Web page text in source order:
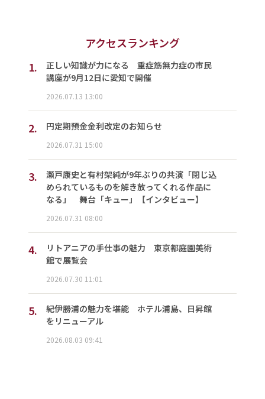
アクセスランキング
1.
正しい知識が力になる 重症筋無力症の市民
講座が9月12日に愛知で開催
2026.07.13 13:00
2. 円定期預金金利改定のお知らせ
2026.07.31 15:00
3.
瀬戸康史と有村架純が9年ぶりの共演「閉じ込
められているものを解き放ってくれる作品に
なる」 舞台「キュー」【インタビュー】
2026.07.31 08:00
4.
リトアニアの手仕事の魅力 東京都庭園美術
館で展覧会
2026.07.30 11:01
5.
紀伊勝浦の魅力を堪能 ホテル浦島、日昇館
をリニューアル
2026.08.03 09:41